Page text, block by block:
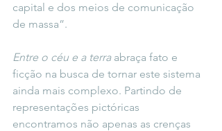
capital e dos meios de comunicação
de massa”.
Entre o céu e a terra abraça fato e
ficção na busca de tornar este sistema
ainda mais complexo. Partindo de
representações pictóricas
encontramos não apenas as crenças